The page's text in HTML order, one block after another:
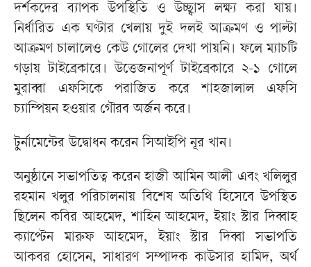
দর্শকদের ব্যাপক উপস্থিতি ও উচ্ছ্বাস লক্ষ্য করা যায়।
নির্ধারিত এক ঘণ্টার খেলায় দুই দলই আক্রমণ ও পাল্টা
আক্রমণ চালালেও কেউ গোলের দেখা পায়নি। ফলে ম্যাচটি
গড়ায় টাইব্রেকারে। উত্তেজনাপূর্ণ টাইব্রেকারে ২-১ গোলে
মুরাব্বা এফসিকে পরাজিত করে শাহজালাল এফসি
চ্যাম্পিয়ন হওয়ার গৌরব অর্জন করে।
টুর্নামেন্টের উদ্বোধন করেন সিআইপি নূর খান।
অনুষ্ঠানে সভাপতিত্ব করেন হাজী আমিন আলী এবং খলিলুর
রহমান খলুর পরিচালনায় বিশেষ অতিথি হিসেবে উপস্থিত
ছিলেন কবির আহমেদ, শাহিন আহমেদ, ইয়াং স্টার দিব্বাহ
ক্যাপ্টেন মারুফ আহমেদ, ইয়াং স্টার দিব্বা সভাপতি
আকবর হোসেন, সাধারণ সম্পাদক কাউসার হামিদ, অর্থ